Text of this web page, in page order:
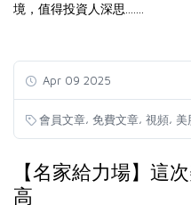
境，值得投資人深思.......
Apr 09 2025
會員文章, 免費文章, 視頻, 美
【名家給力場】這
高